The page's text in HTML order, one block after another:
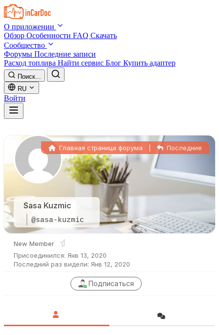
Skip to main content
О приложении
Обзор Особенности FAQ Скачать
Сообщество
Форумы Последние записи
Расход топлива Найти сервис Блог Купить адаптер
Поиск...
RU
Войти
Sasa Kuzmic
@sasa-kuzmic
Главная страница форума Последние
New Member
Присоединился: Янв 13, 2020
Последний раз видели: Янв 12, 2020
Подписаться